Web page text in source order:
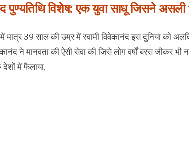
पुण्यतिथि विशेष: एक युवा साधू जिसने
मात्र 39 साल की उम्र में स्वामी विवेकानंद इस दुनिया को
ने मानवता की ऐसी सेवा की जिसे लोग वर्षों बरस जीकर भी
देशों में फैलाया.